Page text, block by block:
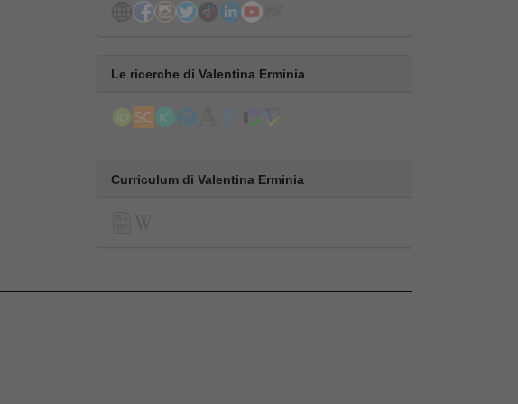
Le ricerche di Valentina Erminia
Curriculum di Valentina Erminia